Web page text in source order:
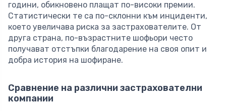
години, обикновено плащат по-високи премии.
Статистически те са по-склонни към инциденти,
което увеличава риска за застрахователите. От
друга страна, по-възрастните шофьори често
получават отстъпки благодарение на своя опит и
добра история на шофиране.
Сравнение на различни застрахователни
компании